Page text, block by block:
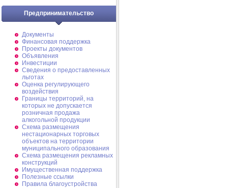
Предпринимательство
Документы
Финансовая поддержка
Проекты документов
Объявления
Инвестиции
Сведения о предоставленных
льготах
Оценка регулирующего
воздействия
Границы территорий, на
которых не допускается
розничная продажа
алкогольной продукции
Схема размещения
нестационарных торговых
объектов на территории
муниципального образования
Схема размещения рекламных
конструкций
Имущественная поддержка
Полезные ссылки
Правила благоустройства